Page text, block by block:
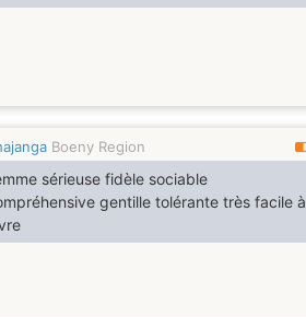
Boeny Region
sérieuse fidèle sociable
gentille tolérante très facile à